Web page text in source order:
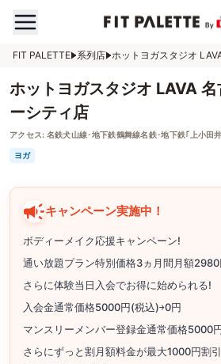
FIT PALETTE 系列店 ホットヨガスタジオ
ホットヨガスタジオ LAVA
ーシティ店
アクセス: 名鉄犬山線･地下鉄鶴舞線名鉄･地下鉄｢上小田
ヨガ
キャンペーン実施中！
ボディーメイク応援キャンペーン!
通い放題プラン特別価格3ヵ月間月額
さらに体験当日入会でお得に始められる!
入会金通常価格5000円(税込)￫0円
マンスリーメンバー登録金通常価格5000
さらにずっと割月額料金が最大1000円割